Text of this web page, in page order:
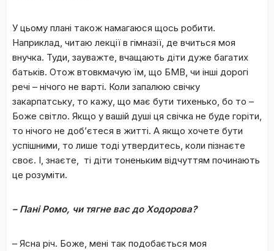
У цьому плані також намагаюся щось робити.
Наприклад, читаю лекції в гімназії, де вчиться моя
внучка. Туди, зауважте, вчащають діти дуже багатих
батьків. Отож втовкмачую їм, що БМВ, чи інші дорогі
речі – нічого не варті. Коли запалюю свічку
закарпатську, то кажу, що має бути тихенько, бо то –
Боже світло. Якщо у вашій душі ця свічка не буде горіти,
то нічого не доб’єтеся в житті. А якщо хочете бути
успішними, то лише тоді утвердитесь, коли пізнаєте
своє. І, знаєте, ті діти тоненьким відчуттям починають
це розуміти.
– Пані Ромо, чи тягне вас до Ходорова?
– Ясна річ. Боже, мені так подобається моя